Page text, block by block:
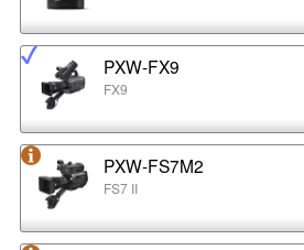
PXW-FX9
FX9
PXW-FS7M2
FS7 II